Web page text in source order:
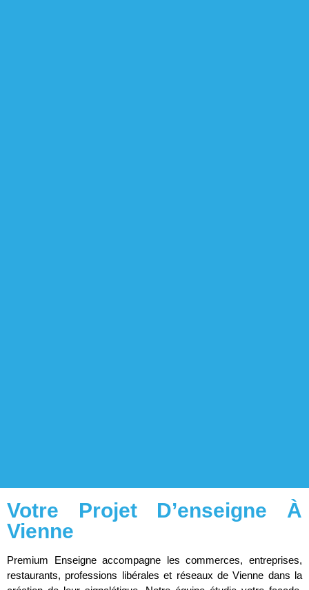
Votre Projet D’enseigne À
Vienne
Premium Enseigne accompagne les commerces, entreprises,
restaurants, professions libérales et réseaux de Vienne dans la